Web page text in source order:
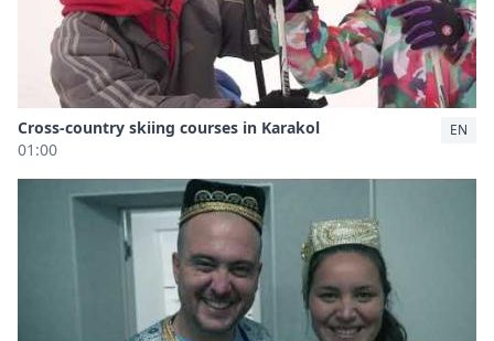
Cross-country skiing courses in Karakol
01:00
EN